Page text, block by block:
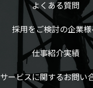
よくある質問
採用をご検討の企業
仕事紹介実績
サービスに関するお問い